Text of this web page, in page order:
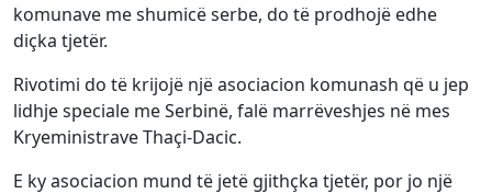
komunave me shumicë serbe, do të prodhojë edhe
diçka tjetër.
Rivotimi do të krijojë një asociacion komunash që u jep
lidhje speciale me Serbinë, falë marrëveshjes në mes
Kryeministrave Thaçi-Dacic.
E ky asociacion mund të jetë gjithçka tjetër, por jo një